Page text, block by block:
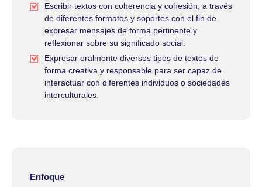
Escribir textos con coherencia y cohesión, a través
de diferentes formatos y soportes con el fin de
expresar mensajes de forma pertinente y
reflexionar sobre su significado social.
Expresar oralmente diversos tipos de textos de
forma creativa y responsable para ser capaz de
interactuar con diferentes individuos o sociedades
interculturales.
Enfoque